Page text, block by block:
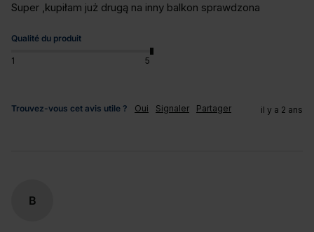
Super ,kupiłam już drugą na inny balkon sprawdzona
Qualité du produit
1 5
Trouvez-vous cet avis utile ? Oui Signaler Partager il y a 2 ans
B